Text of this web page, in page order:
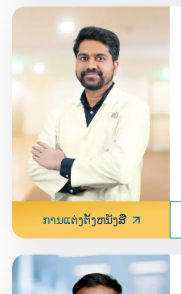
ການແຕ່ງຕັ້ງຫນັງສື